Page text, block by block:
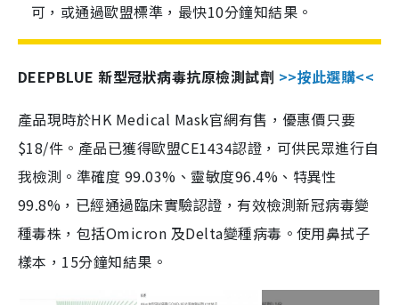
可，或通過歐盟標準，最快10分鐘知結果。
DEEPBLUE 新型冠狀病毒抗原檢測試劑 >>按此選購<<
產品現時於HK Medical Mask官網有售，優惠價只要
$18/件。產品已獲得歐盟CE1434認證，可供民眾進行自
我檢測。準確度 99.03%、靈敏度96.4%、特異性
99.8%，已經通過臨床實驗認證，有效檢測新冠病毒變
種毒株，包括Omicron 及Delta變種病毒。使用鼻拭子
樣本，15分鐘知結果。